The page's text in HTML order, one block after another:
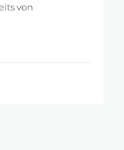
von